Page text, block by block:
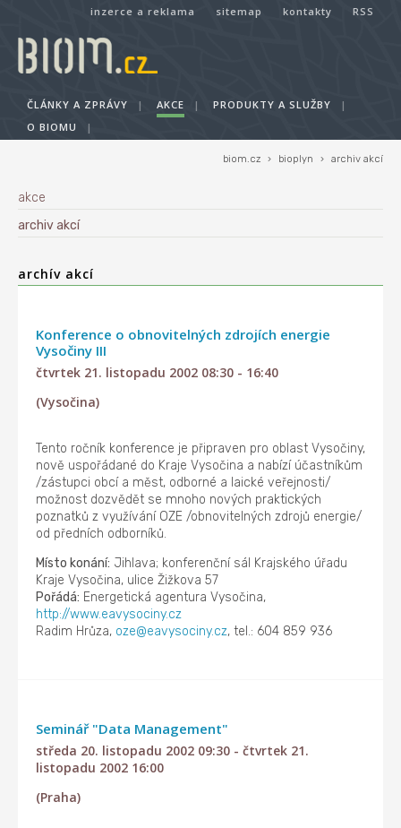
inzerce a reklama sitemap kontakty RSS
ČLÁNKY A ZPRÁVY | AKCE | PRODUKTY A SLUŽBY
|
O BIOMU
|
biom.cz › bioplyn › archiv akcí
akce
archiv akcí
archív akcí
Konference o obnovitelných zdrojích energie
Vysočiny III
čtvrtek 21. listopadu 2002 08:30 - 16:40
(Vysočina)
Tento ročník konference je připraven pro oblast Vysočiny,
nově uspořádané do Kraje Vysočina a nabízí účastníkům
/zástupci obcí a měst, odborné a laické veřejnosti/
možnost dozvědět se mnoho nových praktických
poznatků z využívání OZE /obnovitelných zdrojů energie/
od předních odborníků.
Místo konání: Jihlava; konferenční sál Krajského úřadu
Kraje Vysočina, ulice Žižkova 57
Pořádá: Energetická agentura Vysočina,
http://www.eavysociny.cz
Radim Hrůza, oze@eavysociny.cz, tel.: 604 859 936
Seminář "Data Management"
středa 20. listopadu 2002 09:30 - čtvrtek 21.
listopadu 2002 16:00
(Praha)